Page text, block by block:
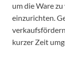
um die Ware
einzurichten.
kurzer Zeit